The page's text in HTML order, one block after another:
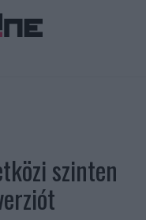
szinten